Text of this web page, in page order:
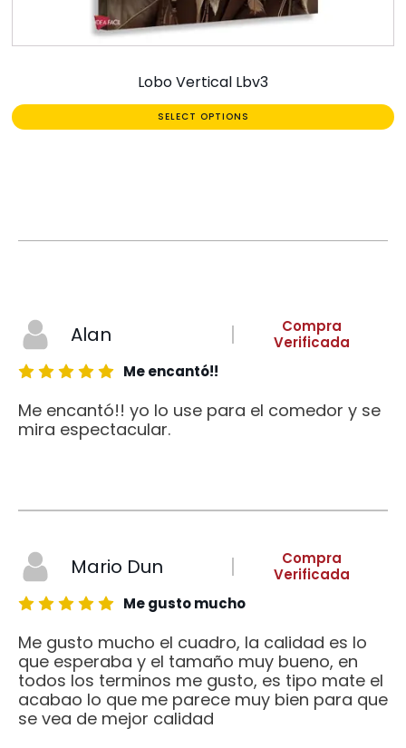
Lobo Vertical Lbv3
SELECT OPTIONS
Alan
Compra
Verificada
Me encantó!!
Me encantó!! yo lo use para el comedor y se
mira espectacular.
Mario Dun
Compra
Verificada
Me gusto mucho
Me gusto mucho el cuadro, la calidad es lo
que esperaba y el tamaño muy bueno, en
todos los terminos me gusto, es tipo mate el
acabao lo que me parece muy bien para que
se vea de mejor calidad